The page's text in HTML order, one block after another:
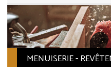
MENUISERIE -